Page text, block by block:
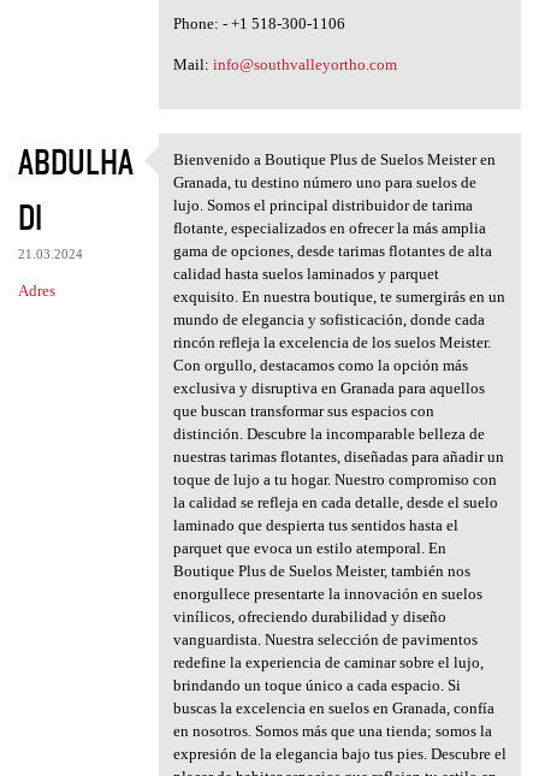
Phone: - +1 518-300-1106
Mail: info@southvalleyortho.com
ABDULHA
DI
21.03.2024
Adres
Bienvenido a Boutique Plus de
Bienvenido a Boutique Plus de Suelos Meister en
Granada, tu destino número uno para suelos de
lujo. Somos el principal distribuidor de tarima
flotante, especializados en ofrecer la más amplia
gama de opciones, desde tarimas flotantes de alta
calidad hasta suelos laminados y parquet
exquisito. En nuestra boutique, te sumergirás en un
mundo de elegancia y sofisticación, donde cada
rincón refleja la excelencia de los suelos Meister.
Con orgullo, destacamos como la opción más
exclusiva y disruptiva en Granada para aquellos
que buscan transformar sus espacios con
distinción. Descubre la incomparable belleza de
nuestras tarimas flotantes, diseñadas para añadir un
toque de lujo a tu hogar. Nuestro compromiso con
la calidad se refleja en cada detalle, desde el suelo
laminado que despierta tus sentidos hasta el
parquet que evoca un estilo atemporal. En
Boutique Plus de Suelos Meister, también nos
enorgullece presentarte la innovación en suelos
vinílicos, ofreciendo durabilidad y diseño
vanguardista. Nuestra selección de pavimentos
redefine la experiencia de caminar sobre el lujo,
brindando un toque único a cada espacio. Si
buscas la excelencia en suelos en Granada, confía
en nosotros. Somos más que una tienda; somos la
expresión de la elegancia bajo tus pies. Descubre el